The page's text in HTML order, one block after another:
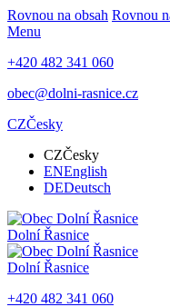
Rovnou na obsah Rovnou
Menu
+420 482 341 060
obec@dolni-rasnice.cz
CZČesky
CZČesky
ENEnglish
DEDeutsch
Dolní Řasnice
Dolní Řasnice
+420 482 341 060